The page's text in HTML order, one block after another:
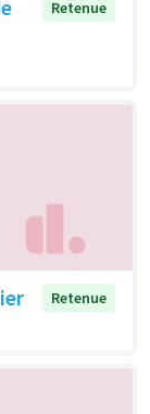
Retenue
Retenue